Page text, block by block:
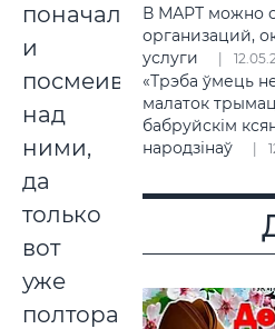
поначалу
и
посмеивался
над
ними,
да
только
вот
уже
полтора
В МАРТ можно
организаций,
услуги
«Трэба ўмець
малаток
бабруйскім
народзінаў